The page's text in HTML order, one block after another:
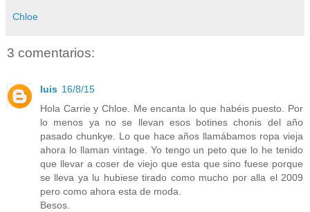
Chloe
3 comentarios:
luis 16/8/15
Hola Carrie y Chloe. Me encanta lo que habéis puesto. Por
lo menos ya no se llevan esos botines chonis del año
pasado chunkye. Lo que hace años llamábamos ropa vieja
ahora lo llaman vintage. Yo tengo un peto que lo he tenido
que llevar a coser de viejo que esta que sino fuese porque
se lleva ya lu hubiese tirado como mucho por alla el 2009
pero como ahora esta de moda.
Besos.